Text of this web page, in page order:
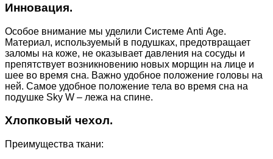
Инновация.
Особое внимание мы уделили Системе Аnti Аge.
Материал, используемый в подушках, предотвращает
заломы на коже, не оказывает давления на сосуды и
препятствует возникновению новых морщин на лице и
шее во время сна. Важно удобное положение головы на
ней. Самое удобное положение тела во время сна на
подушке Sky W – лежа на спине.
Хлопковый чехол.
Преимущества ткани: